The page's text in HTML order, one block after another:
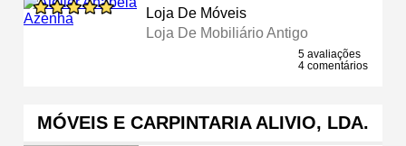
Loja De Móveis
Loja De Mobiliário Antigo
5 avaliações
4 comentários
MÓVEIS E CARPINTARIA ALIVIO, LDA.